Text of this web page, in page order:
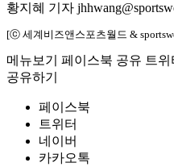
황지혜 기자
[ⓒ 세계비즈앤스포츠월드 &
메뉴보기 페이스북 공유 트
공유하기
페이스북
트위터
네이버
카카오톡